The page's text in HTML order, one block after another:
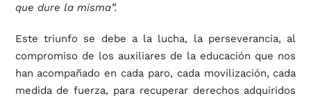
que dure la misma”.
Este triunfo se debe a la lucha, la perseverancia, al
compromiso de los auxiliares de la educación que nos
han acompañado en cada paro, cada movilización, cada
medida de fuerza, para recuperar derechos adquiridos